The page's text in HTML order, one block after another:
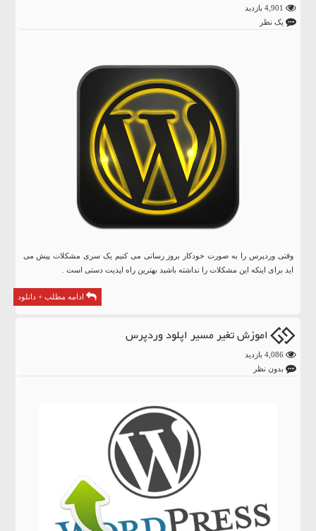
یک نظر
وقتی وردپرس را به صورت خودکار بروز رسانی می کنیم یک سری مشکلات پیش می
اید برای اینکه این مشکلات را نداشته باشید بهترین راه اپدیت دستی است .
ادامه مطلب + دانلود
اموزش تغیر مسیر اپلود وردپرس
4,086 بازدید
بدون نظر